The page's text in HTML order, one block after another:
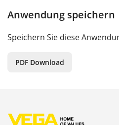
Anwendung speichern
Speichern Sie diese
PDF Download